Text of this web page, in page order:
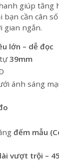
giúp tăng
bạn cần cân
gian ngắn.
lớn – dễ đọc
39mm
ánh sáng
đếm mẫu
vượt trội –